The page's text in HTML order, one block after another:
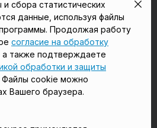
в Люберцах
в Королёве
в Щёлково
сбора статистических
данные, используя файлы
Продолжая работу
согласие на обработку
, а также подтверждаете
обработки и защиты
Файлы cookie можно
Вашего браузера.